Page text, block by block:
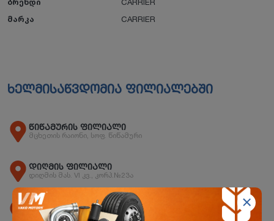
მარკა
CARRIER
ხელმისაწვდომია ფილიალებში
წიწამურის ფილიალი
მცხეთის რაიონი, სოფ. წიწამური
დიღმის ფილიალი
დიღმის მას. VI კვ., კორპ.№23ა
ორხევის ფილიალი
ორხევის დასახლება, ჩანტლაძის N15